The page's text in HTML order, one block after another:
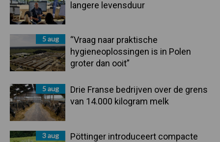
langere levensduur
5 aug
“Vraag naar praktische
hygieneoplossingen is in Polen
groter dan ooit”
5 aug
Drie Franse bedrijven over de grens
van 14.000 kilogram melk
3 aug
Pöttinger introduceert compacte